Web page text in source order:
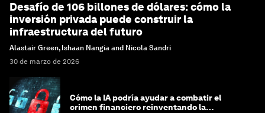
Desafío de 106 billones de dólares: cómo la
inversión privada puede construir la
infraestructura del futuro
Alastair Green, Ishaan Nangia and Nicola Sandri
30 de marzo de 2026
Cómo la IA podría ayudar a combatir el
crimen financiero reinventando la